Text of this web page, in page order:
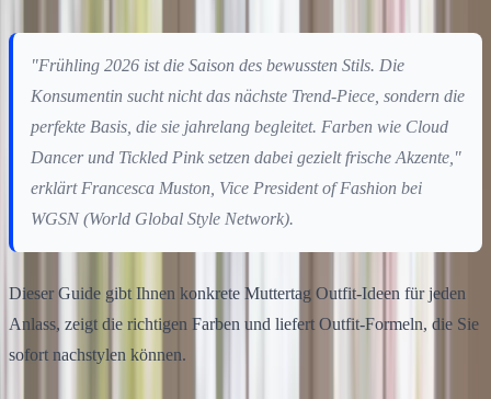
"Frühling 2026 ist die Saison des bewussten Stils. Die
Konsumentin sucht nicht das nächste Trend-Piece, sondern die
perfekte Basis, die sie jahrelang begleitet. Farben wie Cloud
Dancer und Tickled Pink setzen dabei gezielt frische Akzente,"
erklärt Francesca Muston, Vice President of Fashion bei
WGSN (World Global Style Network).
Dieser Guide gibt Ihnen konkrete Muttertag Outfit-Ideen für jeden
Anlass, zeigt die richtigen Farben und liefert Outfit-Formeln, die Sie
sofort nachstylen können.